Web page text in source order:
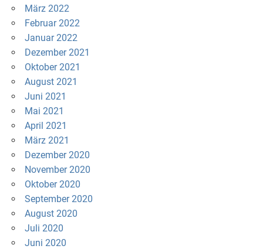
März 2022
Februar 2022
Januar 2022
Dezember 2021
Oktober 2021
August 2021
Juni 2021
Mai 2021
April 2021
März 2021
Dezember 2020
November 2020
Oktober 2020
September 2020
August 2020
Juli 2020
Juni 2020